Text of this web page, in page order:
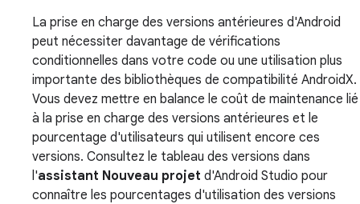
La prise en charge des versions antérieures d'Android
peut nécessiter davantage de vérifications
conditionnelles dans votre code ou une utilisation plus
importante des bibliothèques de compatibilité AndroidX.
Vous devez mettre en balance le coût de maintenance lié
à la prise en charge des versions antérieures et le
pourcentage d'utilisateurs qui utilisent encore ces
versions. Consultez le tableau des versions dans
l'assistant Nouveau projet d'Android Studio pour
connaître les pourcentages d'utilisation des versions